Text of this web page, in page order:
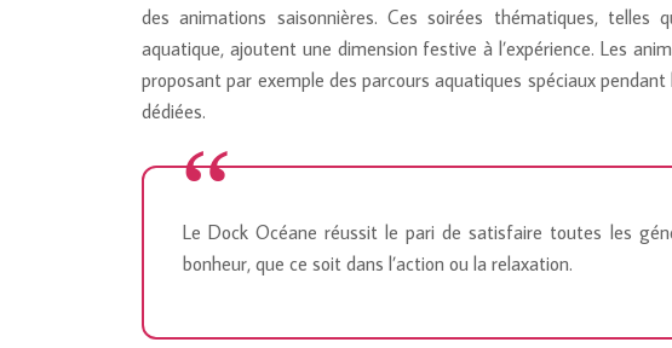
des animations saisonnières. Ces soirées thématiques, telles
aquatique, ajoutent une dimension festive à l’expérience. Les
proposant par exemple des parcours aquatiques spéciaux
dédiées.
Le Dock Océane réussit le pari de satisfaire toutes les
bonheur, que ce soit dans l’action ou la relaxation.